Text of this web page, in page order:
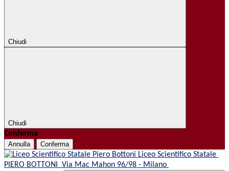
Chiudi
Chiudi
Conferma
Annulla Conferma
Liceo Scientifico Statale
PIERO BOTTONI Via Mac Mahon 96/98 - Milano